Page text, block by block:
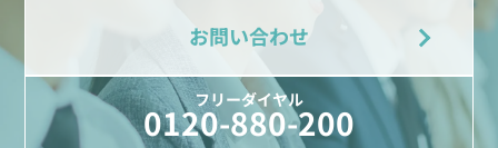
お問い合わせ
フリーダイヤル
0120-880-200